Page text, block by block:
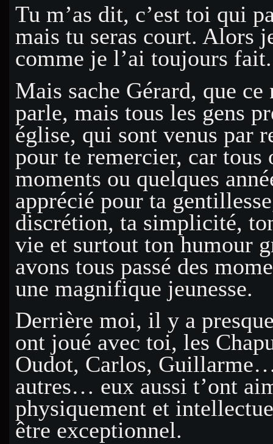
Tu m’as dit, c’est toi qui
mais tu seras court. Alors
comme je l’ai toujours fait.
Mais sache Gérard, que ce
parle, mais tous les gens
église, qui sont venus par
pour te remercier, car tous
moments ou quelques
apprécié pour ta
discrétion, ta simplicité,
vie et surtout ton humour
avons tous passé des
une magnifique jeunesse.
Derrière moi, il y a
ont joué avec toi, les
Oudot, Carlos,
autres… eux aussi t’ont
physiquement et
être exceptionnel.